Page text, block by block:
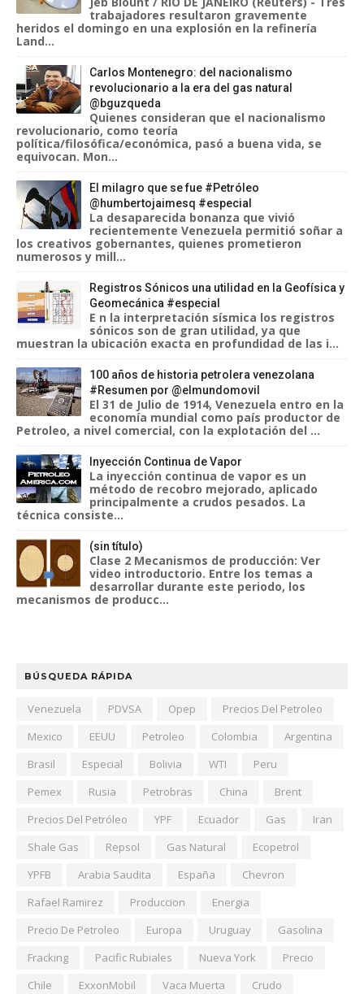
trabajadores resultaron gravemente
heridos el domingo en una explosión en la refinería
Land...
Carlos Montenegro: del nacionalismo
revolucionario a la era del gas natural
@bguzqueda
Quienes consideran que el nacionalismo
revolucionario, como teoría
política/filosófica/económica, pasó a buena vida, se
equivocan. Mon...
El milagro que se fue #Petróleo
@humbertojaimesq #especial
La desaparecida bonanza que vivió
recientemente Venezuela permitió soñar a
los creativos gobernantes, quienes prometieron
numerosos y mill...
Registros Sónicos una utilidad en la Geofísica y
Geomecánica #especial
E n la interpretación sísmica los registros
sónicos son de gran utilidad, ya que
muestran la ubicación exacta en profundidad de las i...
100 años de historia petrolera venezolana
#Resumen por @elmundomovil
El 31 de Julio de 1914, Venezuela entro en la
economía mundial como país productor de
Petroleo, a nivel comercial, con la explotación del ...
Inyección Continua de Vapor
La inyección continua de vapor es un
método de recobro mejorado, aplicado
principalmente a crudos pesados. La
técnica consiste...
(sin título)
Clase 2 Mecanismos de producción: Ver
video introductorio. Entre los temas a
desarrollar durante este periodo, los
mecanismos de producc...
BÚSQUEDA RÁPIDA
Venezuela PDVSA Opep
Precios Del Petroleo
Mexico
EEUU Petroleo Colombia
Argentina
Brasil
Especial Bolivia WTI
Peru
Pemex
Rusia Petrobras China
Brent
Precios Del Petróleo
YPF Ecuador Gas
Iran
Shale Gas
Repsol Gas Natural
Ecopetrol
YPFB
Arabia Saudita España
Chevron
Rafael Ramirez
Produccion
Energia
Precio De Petroleo
Europa Uruguay
Gasolina
Fracking
Pacific Rubiales Nueva York
Precio
Chile
ExxonMobil Vaca Muerta
Crudo